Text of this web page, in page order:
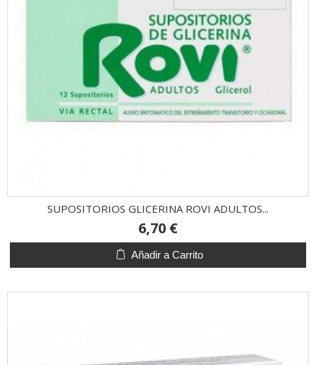
SUPOSITORIOS GLICERINA ROVI ADULTOS...
6,70 €
Añadir a Carrito